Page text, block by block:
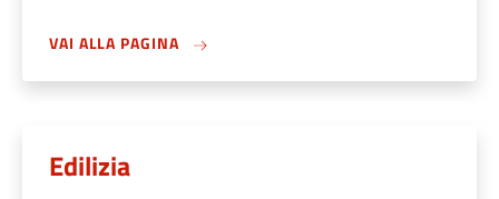
VAI ALLA PAGINA
Edilizia